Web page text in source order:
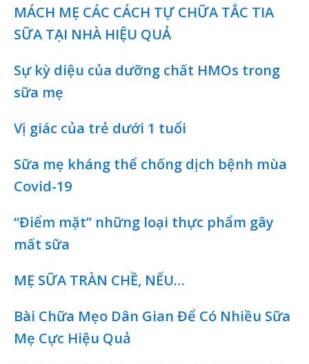
MÁCH MẸ CÁC CÁCH TỰ CHỮA TẮC TIA
SỮA TẠI NHÀ HIỆU QUẢ
Sự kỳ diệu của dưỡng chất HMOs trong
sữa mẹ
Vị giác của trẻ dưới 1 tuổi
Sữa mẹ kháng thể chống dịch bệnh mùa
Covid-19
“Điểm mặt” những loại thực phẩm gây
mất sữa
MẸ SỮA TRÀN CHỀ, NẾU…
Bài Chữa Mẹo Dân Gian Để Có Nhiều Sữa
Mẹ Cực Hiệu Quả